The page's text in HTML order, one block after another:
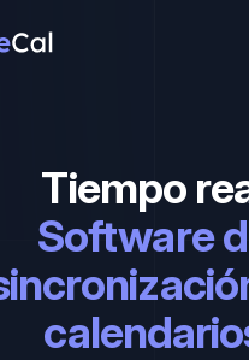
Tiempo
Software